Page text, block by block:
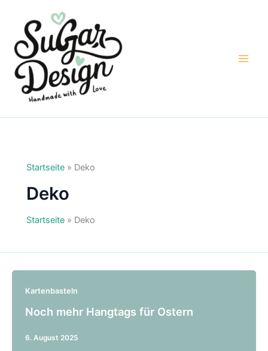
springen
Startseite» Deko
Deko
Startseite» Deko
Kartenbasteln
Noch mehr Hangtags für Ostern
6. August 2025